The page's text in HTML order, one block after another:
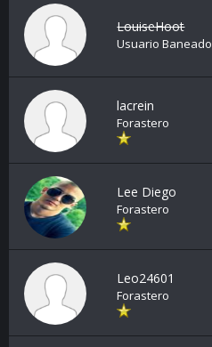
LouiseHoot
Usuario Baneado
lacrein
Forastero
Lee Diego
Forastero
Leo24601
Forastero